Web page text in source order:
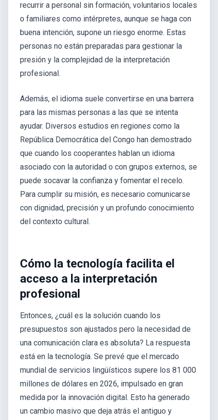
recurrir a personal sin formación, voluntarios locales
o familiares como intérpretes, aunque se haga con
buena intención, supone un riesgo enorme. Estas
personas no están preparadas para gestionar la
presión y la complejidad de la interpretación
profesional.
Además, el idioma suele convertirse en una barrera
para las mismas personas a las que se intenta
ayudar. Diversos estudios en regiones como la
República Democrática del Congo han demostrado
que cuando los cooperantes hablan un idioma
asociado con la autoridad o con grupos externos, se
puede socavar la confianza y fomentar el recelo.
Para cumplir su misión, es necesario comunicarse
con dignidad, precisión y un profundo conocimiento
del contexto cultural.
Cómo la tecnología facilita el
acceso a la interpretación
profesional
Entonces, ¿cuál es la solución cuando los
presupuestos son ajustados pero la necesidad de
una comunicación clara es absoluta? La respuesta
está en la tecnología. Se prevé que el mercado
mundial de servicios lingüísticos supere los 81 000
millones de dólares en 2026, impulsado en gran
medida por la innovación digital. Esto ha generado
un cambio masivo que deja atrás el antiguo y